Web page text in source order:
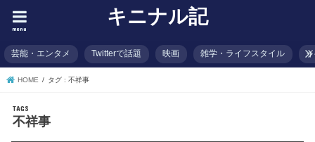
キニナル記
menu
芸能・エンタメ Twitterで話題 映画 雑学・ライフスタイル
HOME タグ : 不祥事
不祥事